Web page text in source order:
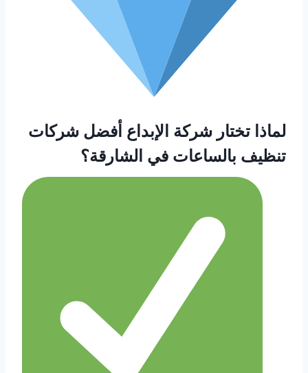
لماذا تختار شركة الإبداع أفضل شركات
تنظيف بالساعات في الشارقة؟